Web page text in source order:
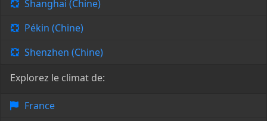
Shanghai (Chine)
Pékin (Chine)
Shenzhen (Chine)
Explorez le climat de:
France